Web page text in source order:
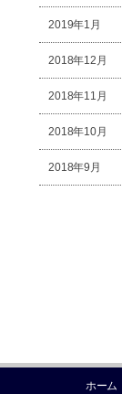
2019年1月
2018年12月
2018年11月
2018年10月
2018年9月
ホーム